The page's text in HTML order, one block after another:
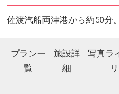
佐渡汽船両津港から約50分。
プラン一
覧
施設詳
細
写真ラ
リ